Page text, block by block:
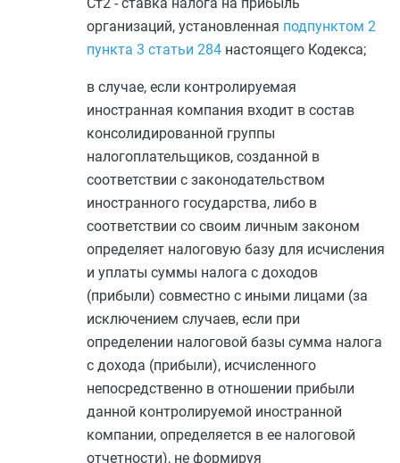
организаций, установленная подпунктом 2
пункта 3 статьи 284 настоящего Кодекса;
в случае, если контролируемая
иностранная компания входит в состав
консолидированной группы
налогоплательщиков, созданной в
соответствии с законодательством
иностранного государства, либо в
соответствии со своим личным законом
определяет налоговую базу для исчисления
и уплаты суммы налога с доходов
(прибыли) совместно с иными лицами (за
исключением случаев, если при
определении налоговой базы сумма налога
с дохода (прибыли), исчисленного
непосредственно в отношении прибыли
данной контролируемой иностранной
компании, определяется в ее налоговой
отчетности), не формируя